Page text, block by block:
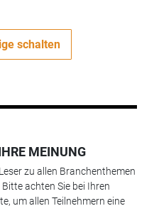
schalten
MEINUNG
zu allen Branchenthemen
achten Sie bei Ihren
um allen Teilnehmern eine